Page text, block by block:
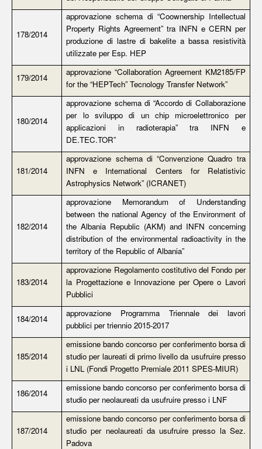
178/2014
approvazione schema di “Coownership Intellectual
Property Rights Agreement” tra INFN e CERN per
produzione di lastre di bakelite a bassa resistività
utilizzate per Esp. HEP
179/2014
approvazione “Collaboration Agreement KM2185/FP
for the “HEPTech” Tecnology Transfer Network”
180/2014
approvazione schema di “Accordo di Collaborazione
per lo sviluppo di un chip microelettronico per
applicazioni in radioterapia” tra INFN e
DE.TEC.TOR”
181/2014
approvazione schema di “Convenzione Quadro tra
INFN e International Centers for Relatistivic
Astrophysics Network” (ICRANET)
182/2014
approvazione Memorandum of Understanding
between the national Agency of the Environment of
the Albania Republic (AKM) and INFN concerning
distribution of the environmental radioactivity in the
territory of the Republic of Albania”
183/2014
approvazione Regolamento costitutivo del Fondo per
la Progettazione e Innovazione per Opere o Lavori
Pubblici
184/2014
approvazione Programma Triennale dei lavori
pubblici per triennio 2015-2017
185/2014
emissione bando concorso per conferimento borsa di
studio per laureati di primo livello da usufruire presso
i LNL (Fondi Progetto Premiale 2011 SPES-MIUR)
186/2014
emissione bando concorso per conferimento borsa di
studio per neolaureati da usufruire presso i LNF
187/2014
emissione bando concorso per conferimento borsa di
studio per neolaureati da usufruire presso la Sez.
Padova